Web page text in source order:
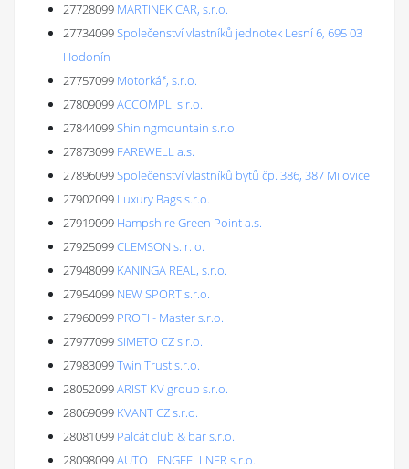
27728099 MARTINEK CAR, s.r.o.
27734099Společenství vlastníků jednotek Lesní 6, 695 03
Hodonín
27757099 Motorkář, s.r.o.
27809099ACCOMPLI s.r.o.
27844099Shiningmountain s.r.o.
27873099 FAREWELL a.s.
27896099Společenství vlastníků bytů čp. 386, 387 Milovice
27902099 Luxury Bags s.r.o.
27919099 Hampshire Green Point a.s.
27925099CLEMSON s. r. o.
27948099 KANINGA REAL, s.r.o.
27954099 NEW SPORT s.r.o.
27960099 PROFI - Master s.r.o.
27977099SIMETO CZ s.r.o.
27983099Twin Trust s.r.o.
28052099ARIST KV group s.r.o.
28069099 KVANT CZ s.r.o.
28081099 Palcát club & bar s.r.o.
28098099AUTO LENGFELLNER s.r.o.